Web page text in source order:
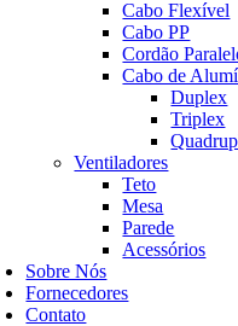
Cabo Flexível
Cabo PP
Cordão
Cabo de
Duplex
Triplex
Ventiladores
Teto
Mesa
Parede
Acessórios
Sobre Nós
Fornecedores
Contato